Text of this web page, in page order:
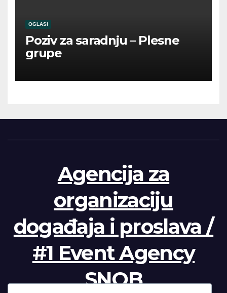
OGLASI
Poziv za saradnju – Plesne
grupe
Agencija za
organizaciju
događaja i proslava /
#1 Event Agency
SNOB